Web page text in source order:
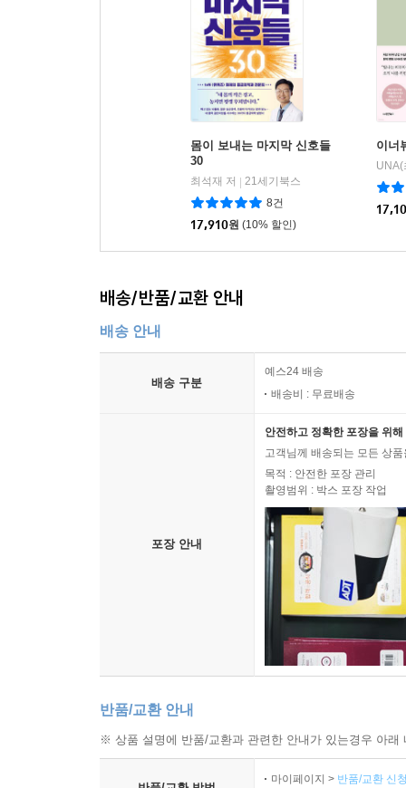
몸이 보내는 마지막 신호들
30
최석재 저
21세기북스
8건
17,910원 (10% 할인)
이너
UNA(
배송/반품/교환 안내
배송 안내
배송 구분
예스24 배송
배송비 : 무료배송
포장 안내
안전하고 정확한 포장을 위
고객님께 배송되는 모든 상
목적 : 안전한 포장 관리
촬영범위 : 박스 포장 작업
반품/교환 안내
※ 상품 설명에 반품/교환과 관련한 안내가 있는경우 아
마이페이지 > 반품/교환 신